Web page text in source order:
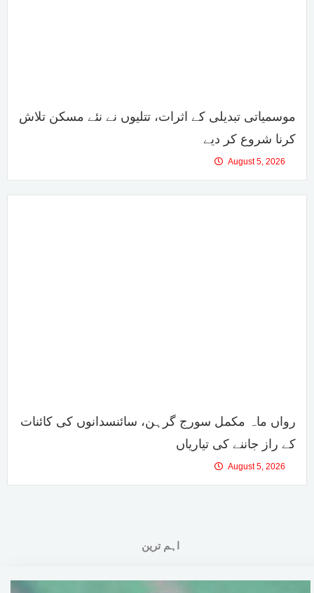
موسمیاتی تبدیلی کے اثرات، تتلیوں نے نئے مسکن تلاش
کرنا شروع کر دیے
August 5, 2026
رواں ماہ مکمل سورج گرہن، سائنسدانوں کی کائنات
کے راز جاننے کی تیاریاں
August 5, 2026
اہم ترین